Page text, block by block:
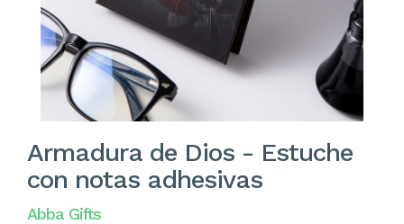
Armadura de Dios - Estuche
con notas adhesivas
Abba Gifts